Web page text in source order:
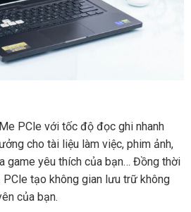
PCle với tốc độ đọc ghi nhanh
cho tài liệu làm việc, phim ảnh,
game yêu thích của bạn… Đồng thời
tạo không gian lưu trữ không
của bạn.